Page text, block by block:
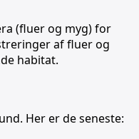
(fluer og myg) for
af fluer og
habitat.
Her er de seneste: